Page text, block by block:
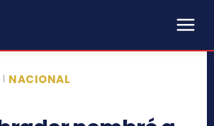
NACIONAL